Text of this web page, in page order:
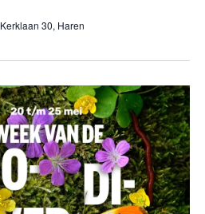
Kerklaan 30, Haren